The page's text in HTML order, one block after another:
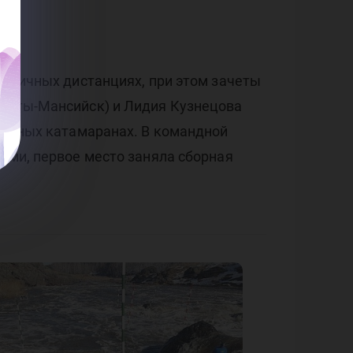
дистанциях, при этом зачеты
Мансийск) и Лидия Кузнецова
катамаранах. В командной
первое место заняла сборная